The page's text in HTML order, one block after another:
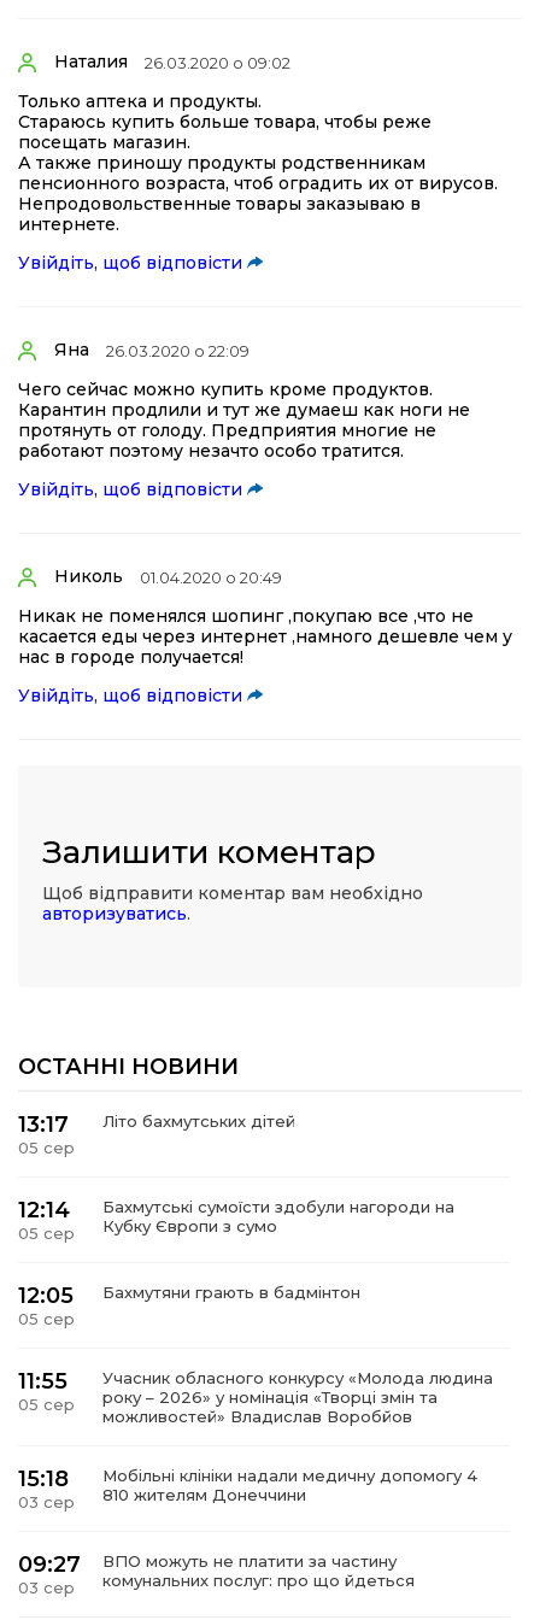
Наталия 26.03.2020 о 09:02
Только аптека и продукты.
Стараюсь купить больше товара, чтобы реже
посещать магазин.
А также приношу продукты родственникам
пенсионного возраста, чтоб оградить их от вирусов.
Непродовольственные товары заказываю в
интернете.
Увійдіть, щоб відповісти
Яна 26.03.2020 о 22:09
Чего сейчас можно купить кроме продуктов.
Карантин продлили и тут же думаеш как ноги не
протянуть от голоду. Предприятия многие не
работают поэтому незачто особо тратится.
Увійдіть, щоб відповісти
Николь 01.04.2020 о 20:49
Никак не поменялся шопинг ,покупаю все ,что не
касается еды через интернет ,намного дешевле чем у
нас в городе получается!
Увійдіть, щоб відповісти
Залишити коментар
Щоб відправити коментар вам необхідно
авторизуватись.
ОСТАННІ НОВИНИ
13:17
05 сер
Літо бахмутських дітей
12:14
05 сер
Бахмутські сумоїсти здобули нагороди на
Кубку Європи з сумо
12:05
05 сер
Бахмутяни грають в бадмінтон
11:55
05 сер
Учасник обласного конкурсу «Молода людина
року – 2026» у номінація «Творці змін та
можливостей» Владислав Воробйов
15:18
03 сер
Мобільні клініки надали медичну допомогу 4
810 жителям Донеччини
09:27
03 сер
ВПО можуть не платити за частину
комунальних послуг: про що йдеться